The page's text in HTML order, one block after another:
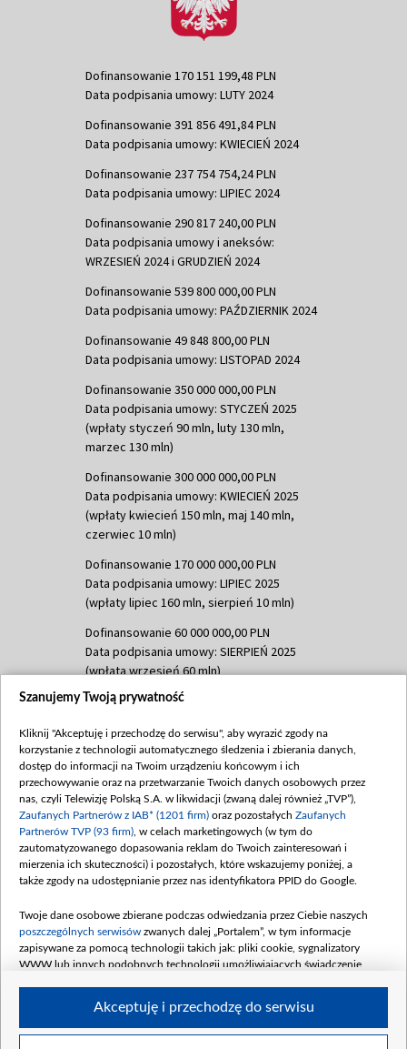
Dofinansowanie 170 151 199,48 PLN
Data podpisania umowy: LUTY 2024
Dofinansowanie 391 856 491,84 PLN
Data podpisania umowy: KWIECIEŃ 2024
Dofinansowanie 237 754 754,24 PLN
Data podpisania umowy: LIPIEC 2024
Dofinansowanie 290 817 240,00 PLN
Data podpisania umowy i aneksów:
WRZESIEŃ 2024 i GRUDZIEŃ 2024
Dofinansowanie 539 800 000,00 PLN
Data podpisania umowy: PAŹDZIERNIK 2024
Dofinansowanie 49 848 800,00 PLN
Data podpisania umowy: LISTOPAD 2024
Dofinansowanie 350 000 000,00 PLN
Data podpisania umowy: STYCZEŃ 2025
(wpłaty styczeń 90 mln, luty 130 mln,
marzec 130 mln)
Dofinansowanie 300 000 000,00 PLN
Data podpisania umowy: KWIECIEŃ 2025
(wpłaty kwiecień 150 mln, maj 140 mln,
czerwiec 10 mln)
Dofinansowanie 170 000 000,00 PLN
Data podpisania umowy: LIPIEC 2025
(wpłaty lipiec 160 mln, sierpień 10 mln)
Dofinansowanie 60 000 000,00 PLN
Data podpisania umowy: SIERPIEŃ 2025
(wpłata wrzesień 60 mln)
Dofinansowanie 635 783 051,21 PLN
(wpłata wrzesień 100 mln, październik 350
mln, listopad 265 mln)
Dofinansowanie 48 862 000,00 PLN
Data podpisania umowy: GRUDZIEŃ 2025
(wpłata grudzień 60,548 mln)
Dofinansowanie 900 000 000,00 PLN
Data podpisania umowy: LUTY 2026 (wpłata
kwiecień 180 mln, 7 maja 180 mln, 8
czerwca 90 mln)
Dofinansowanie 250 000 000,00 PLN
4 sierpnia 250 mln
Szanujemy Twoją prywatność
Kliknij "Akceptuję i przechodzę do serwisu", aby wyrazić zgody na
korzystanie z technologii automatycznego śledzenia i zbierania danych,
dostęp do informacji na Twoim urządzeniu końcowym i ich
przechowywanie oraz na przetwarzanie Twoich danych osobowych przez
nas, czyli Telewizję Polską S.A. w likwidacji (zwaną dalej również „TVP”),
Zaufanych Partnerów z IAB* (1201 firm) oraz pozostałych Zaufanych
Partnerów TVP (93 firm) , w celach marketingowych (w tym do
zautomatyzowanego dopasowania reklam do Twoich zainteresowań i
mierzenia ich skuteczności) i pozostałych, które wskazujemy poniżej, a
także zgody na udostępnianie przez nas identyfikatora PPID do Google.
Twoje dane osobowe zbierane podczas odwiedzania przez Ciebie naszych
poszczególnych serwisów zwanych dalej „Portalem”, w tym informacje
zapisywane za pomocą technologii takich jak: pliki cookie, sygnalizatory
WWW lub innych podobnych technologii umożliwiających świadczenie
Akceptuję i przechodzę do serwisu